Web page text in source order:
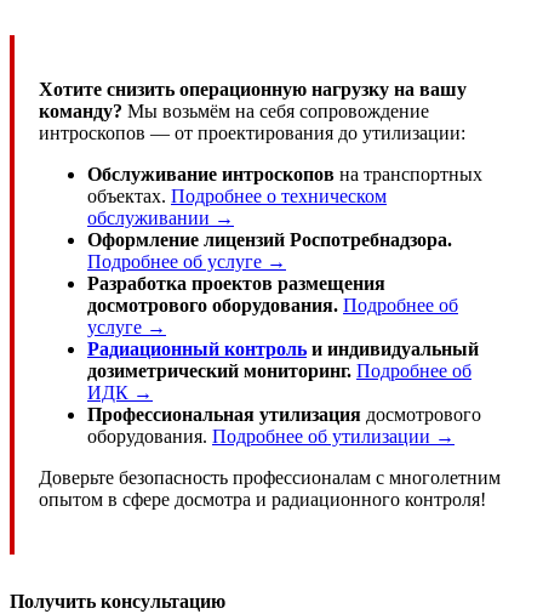
Хотите снизить операционную нагрузку на вашу
команду? Мы возьмём на себя сопровождение
интроскопов — от проектирования до утилизации:
Обслуживание интроскопов на транспортных
объектах. Подробнее о техническом
обслуживании →
Оформление лицензий Роспотребнадзора.
Подробнее об услуге →
Разработка проектов размещения
досмотрового оборудования. Подробнее об
услуге →
Радиационный контроль и индивидуальный
дозиметрический мониторинг. Подробнее об
ИДК →
Профессиональная утилизация досмотрового
оборудования. Подробнее об утилизации →
Доверьте безопасность профессионалам с многолетним
опытом в сфере досмотра и радиационного контроля!
Получить консультацию